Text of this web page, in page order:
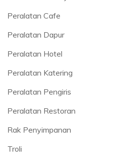
Peralatan Cafe
Peralatan Dapur
Peralatan Hotel
Peralatan Katering
Peralatan Pengiris
Peralatan Restoran
Rak Penyimpanan
Troli